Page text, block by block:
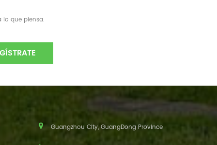
lo que piensa.
Guangzhou City, GuangDong Province